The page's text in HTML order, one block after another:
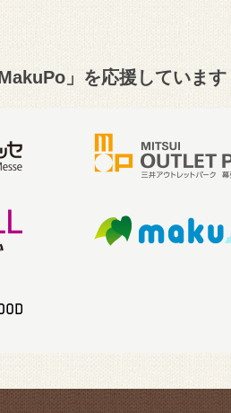
」を応援しています